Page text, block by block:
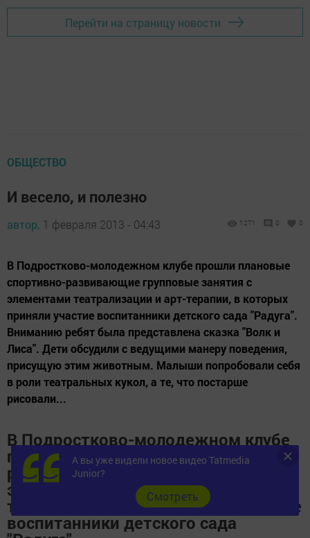
Перейти на страницу новости
ОБЩЕСТВО
И весело, и полезно
автор, 1 февраля 2013 - 04:43 1271 0 0
В Подростково-молодежном клубе прошли плановые
спортивно-развивающие групповые занятия с
элементами театрализации и арт-терапии, в которых
приняли участие воспитанники детского сада "Радуга".
Вниманию ребят была представлена сказка "Волк и
Лиса". Дети обсудили с ведущими манеру поведения,
присущую этим животным. Малыши попробовали себя
в роли театральных кукол, а те, что постарше
рисовали...
В Подростково-молодежном клубе
прошли плановые спортивно-
развивающие групповые занятия с
элементами театрализации и арт-
терапии, в которых приняли участие
воспитанники детского сада
А вы уже видели новое видео Tatmedia
Junior?
Cмотреть